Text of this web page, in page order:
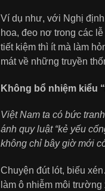
Ví dụ như, với Nghị
hoa, đeo nơ trong các
tiết kiệm thì ít mà làm
mát về những truyền
Không bổ nhiệm kiểu
Việt Nam ta có bức
ánh quy luật “kẻ yếu
không chỉ bây giờ mới
Chuyện đút lót, biếu
làm ô nhiễm môi